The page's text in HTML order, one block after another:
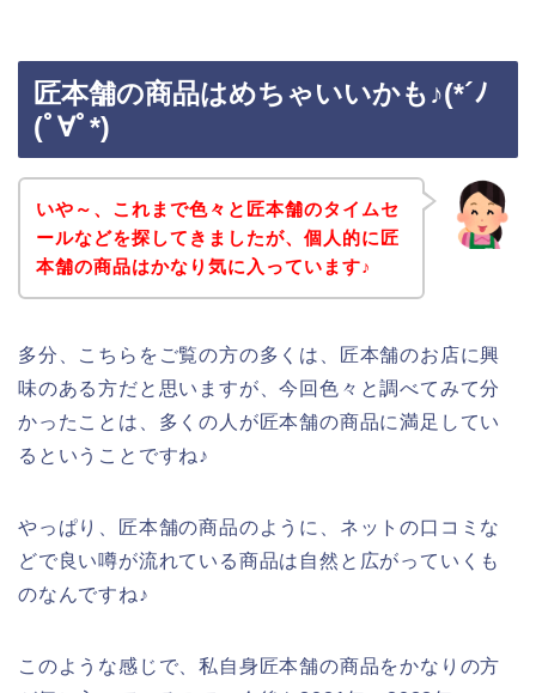
匠本舗の商品はめちゃいいかも♪(*´ﾉ
(ﾟ∀ﾟ*)
いや～、これまで色々と匠本舗のタイムセ
ールなどを探してきましたが、個人的に匠
本舗の商品はかなり気に入っています♪
多分、こちらをご覧の方の多くは、匠本舗のお店に興
味のある方だと思いますが、今回色々と調べてみて分
かったことは、多くの人が匠本舗の商品に満足してい
るということですね♪
やっぱり、匠本舗の商品のように、ネットの口コミな
どで良い噂が流れている商品は自然と広がっていくも
のなんですね♪
このような感じで、私自身匠本舗の商品をかなりの方